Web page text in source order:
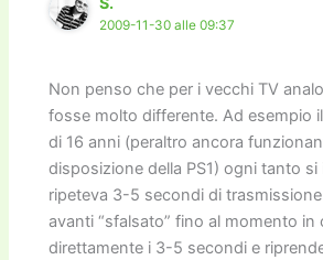
2009-11-30 alle 09:37
Non penso che per i vecchi TV
fosse molto differente. Ad esempio
di 16 anni (peraltro ancora
disposizione della PS1) ogni tanto si
ripeteva 3-5 secondi di
avanti “sfalsato” fino al momento in
direttamente i 3-5 secondi e